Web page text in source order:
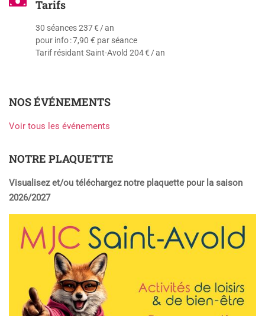
Tarifs
30 séances 237 € / an
pour info : 7,90 € par séance
Tarif résidant Saint-Avold 204 € / an
NOS ÉVÉNEMENTS
Voir tous les événements
NOTRE PLAQUETTE
Visualisez et/ou téléchargez notre plaquette pour la saison
2026/2027